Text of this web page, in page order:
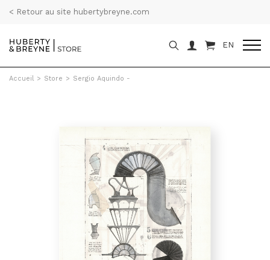
< Retour au site hubertybreyne.com
EN
Accueil > Store > Sergio Aquindo -